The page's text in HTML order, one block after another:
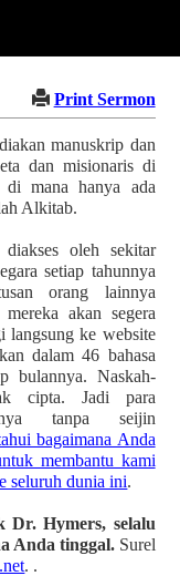
Print Sermon
manuskrip dan
dan misionaris di
di mana hanya ada
Alkitab.
oleh sekitar
setiap tahunnya
orang lainnya
akan segera
langsung ke website
dalam 46 bahasa
bulannya. Naskah-
cipta. Jadi para
tanpa seijin
bagaimana Anda
membantu kami
seluruh dunia ini.
Dr. Hymers, selalu
Anda tinggal. Surel
. .